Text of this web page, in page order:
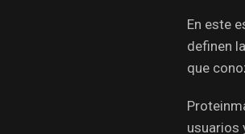
En este
definen
que
usuarios